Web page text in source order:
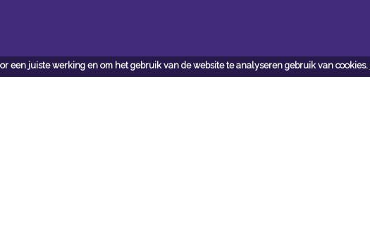
een juiste werking en om het gebruik van de website te analyseren gebruik van cookies.